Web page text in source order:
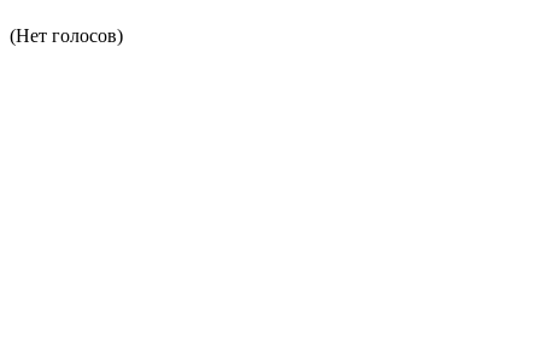
(Нет голосов)